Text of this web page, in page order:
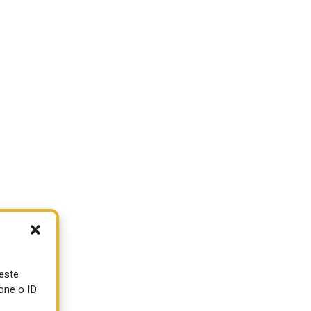
o ID